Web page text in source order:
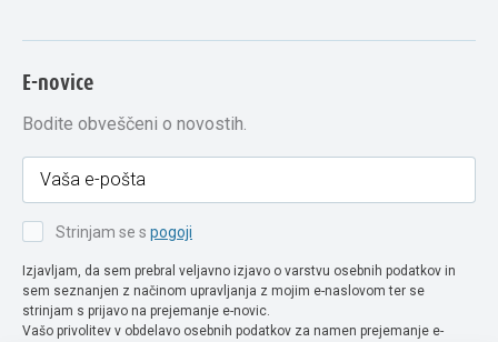
E-novice
Bodite obveščeni o novostih.
Strinjam se s pogoji
Izjavljam, da sem prebral veljavno izjavo o varstvu osebnih podatkov in
sem seznanjen z načinom upravljanja z mojim e-naslovom ter se
strinjam s prijavo na prejemanje e-novic.
Vašo privolitev v obdelavo osebnih podatkov za namen prejemanje e-